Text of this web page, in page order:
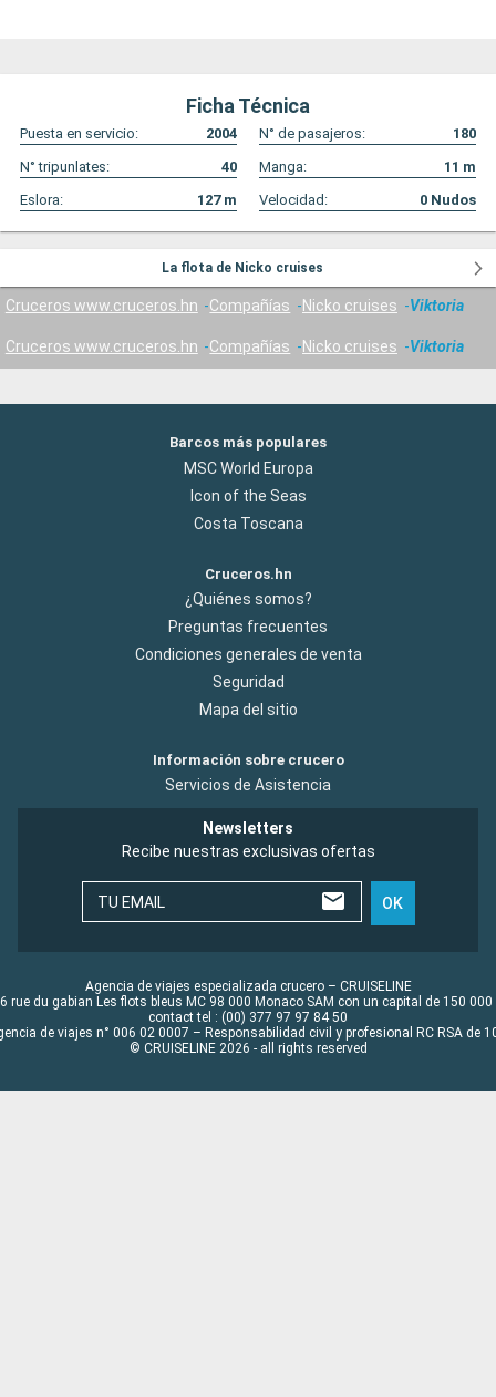
Ficha Técnica
Puesta en servicio: 2004 N° de pasajeros:
180
N° tripunlates:
40 Manga: 11 m
Eslora:
127m Velocidad: 0 Nudos
La flota de Nicko cruises
Cruceros www.cruceros.hn Compañías Nicko cruises Viktoria
Cruceros www.cruceros.hn Compañías Nicko cruises Viktoria
Barcos más populares
MSC World Europa
Icon of the Seas
Costa Toscana
Cruceros.hn
¿Quiénes somos?
Preguntas frecuentes
Condiciones generales de venta
Seguridad
Mapa del sitio
Información sobre crucero
Servicios de Asistencia
Newsletters
Recibe nuestras exclusivas ofertas
TU EMAIL OK
Agencia de viajes especializada crucero – CRUISELINE
rue du gabian Les flots bleus MC 98 000 Monaco SAM con un capital de 150 000
contact tel : (00) 377 97 97 84 50
de viajes n° 006 02 0007 – Responsabilidad civil y profesional RC RSA de
© CRUISELINE 2026 - all rights reserved